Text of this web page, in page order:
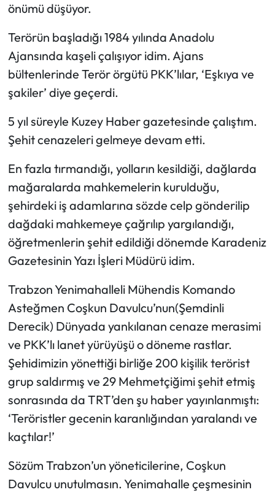
önümü düşüyor.
Terörün başladığı 1984 yılında Anadolu
Ajansında kaşeli çalışıyor idim. Ajans
bültenlerinde Terör örgütü PKK’lılar, ‘Eşkıya ve
şakiler’ diye geçerdi.
5 yıl süreyle Kuzey Haber gazetesinde çalıştım.
Şehit cenazeleri gelmeye devam etti.
En fazla tırmandığı, yolların kesildiği, dağlarda
mağaralarda mahkemelerin kurulduğu,
şehirdeki iş adamlarına sözde celp gönderilip
dağdaki mahkemeye çağrılıp yargılandığı,
öğretmenlerin şehit edildiği dönemde Karadeniz
Gazetesinin Yazı İşleri Müdürü idim.
Trabzon Yenimahalleli Mühendis Komando
Asteğmen Coşkun Davulcu’nun(Şemdinli
Derecik) Dünyada yankılanan cenaze merasimi
ve PKK’lı lanet yürüyüşü o döneme rastlar.
Şehidimizin yönettiği birliğe 200 kişilik terörist
grup saldırmış ve 29 Mehmetçiğimi şehit etmiş
sonrasında da TRT’den şu haber yayınlanmıştı:
‘Teröristler gecenin karanlığından yaralandı ve
kaçtılar!’
Sözüm Trabzon’un yöneticilerine, Coşkun
Davulcu unutulmasın. Yenimahalle çeşmesinin
Teknoloji